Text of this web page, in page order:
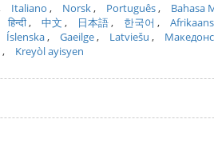
Italiano Norsk Português Bahasa
हिन्दी 中文 日本語 한국어 Afrikaans
Íslenska Gaeilge Latviešu
Kreyòl ayisyen